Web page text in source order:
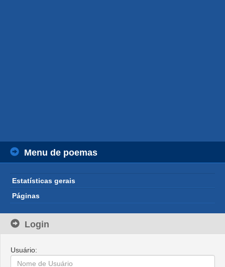
Menu de poemas
Estatísticas gerais
Páginas
Login
Usuário: